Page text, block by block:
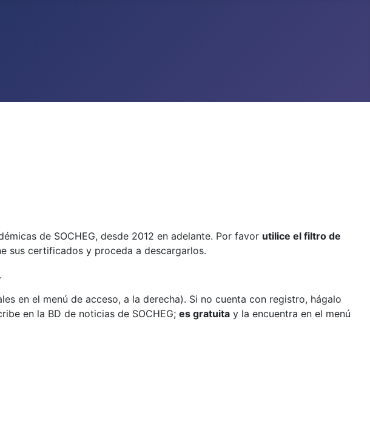
de SOCHEG, desde 2012 en adelante. Por favor utilice el filtro de
sus certificados y proceda a descargarlos.
en el menú de acceso, a la derecha). Si no cuenta con registro, hágalo
en la BD de noticias de SOCHEG; es gratuita y la encuentra en el menú